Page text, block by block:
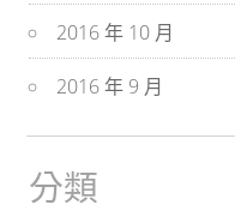
2016 年 10 月
2016 年 9 月
分類